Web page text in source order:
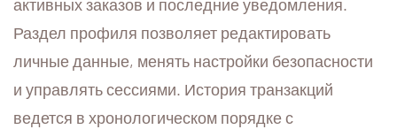
активных заказов и последние уведомления.
Раздел профиля позволяет редактировать
личные данные, менять настройки безопасности
и управлять сессиями. История транзакций
ведется в хронологическом порядке с